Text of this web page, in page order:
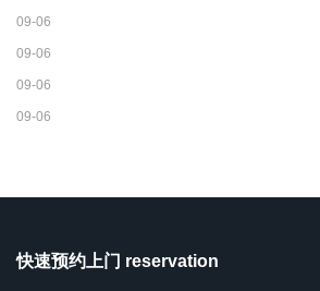
09-06
09-06
09-06
09-06
快速预约上门 reservation